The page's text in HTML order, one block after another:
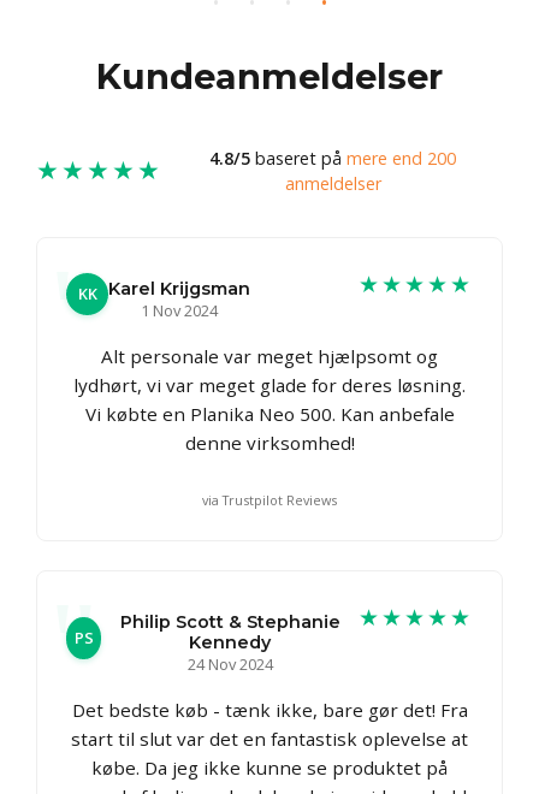
Kundeanmeldelser
★★★★★ 4.8/5 baseret på mere end 200
anmeldelser
KK Karel Krijgsman
1 Nov 2024
★★★★★
Alt personale var meget hjælpsomt og
lydhørt, vi var meget glade for deres løsning.
Vi købte en Planika Neo 500. Kan anbefale
denne virksomhed!
via Trustpilot Reviews
PS
Philip Scott & Stephanie
Kennedy
24 Nov 2024
★★★★★
Det bedste køb - tænk ikke, bare gør det! Fra
start til slut var det en fantastisk oplevelse at
købe. Da jeg ikke kunne se produktet på